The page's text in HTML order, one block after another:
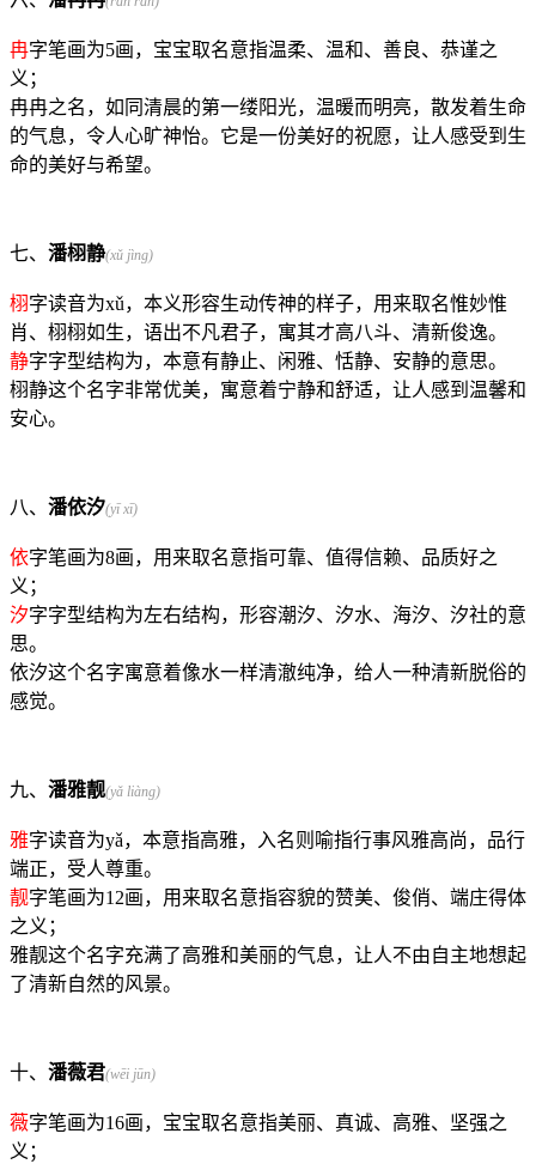
冉字笔画为5画，宝宝取名意指温柔、温和、善良、恭谨之
义；
冉冉之名，如同清晨的第一缕阳光，温暖而明亮，散发着生命
的气息，令人心旷神怡。它是一份美好的祝愿，让人感受到生
命的美好与希望。
七、 潘栩静(xǔ jìng)
栩字读音为xǔ，本义形容生动传神的样子，用来取名惟妙惟
肖、栩栩如生，语出不凡君子，寓其才高八斗、清新俊逸。
静字字型结构为，本意有静止、闲雅、恬静、安静的意思。
栩静这个名字非常优美，寓意着宁静和舒适，让人感到温馨和
安心。
八、 潘依汐(yī xī)
依字笔画为8画，用来取名意指可靠、值得信赖、品质好之
义；
汐字字型结构为左右结构，形容潮汐、汐水、海汐、汐社的意
思。
依汐这个名字寓意着像水一样清澈纯净，给人一种清新脱俗的
感觉。
九、 潘雅靓(yǎ liàng)
雅字读音为yǎ，本意指高雅，入名则喻指行事风雅高尚，品行
端正，受人尊重。
靓字笔画为12画，用来取名意指容貌的赞美、俊俏、端庄得体
之义；
雅靓这个名字充满了高雅和美丽的气息，让人不由自主地想起
了清新自然的风景。
十、 潘薇君(wēi jūn)
薇字笔画为16画，宝宝取名意指美丽、真诚、高雅、坚强之
义；